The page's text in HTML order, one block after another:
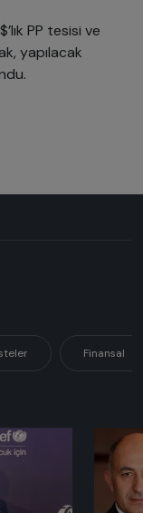
PP tesisi ve
yapılacak
Finansal